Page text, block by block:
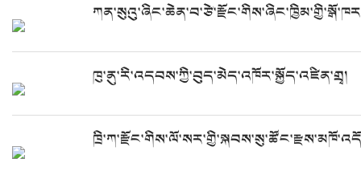
ཁུ་ནུ་རི་འདབས་ཀྱི་བུད་མེད་འཁོར་སྐྱོད་འཛིན་གྲྭ།